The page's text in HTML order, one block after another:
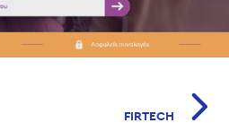
FIRTECH